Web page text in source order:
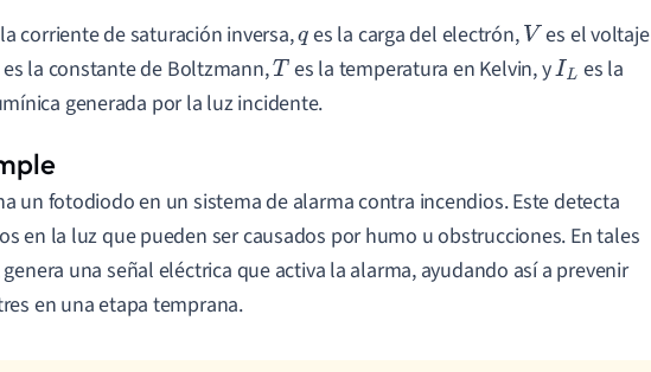
corriente de saturación inversa,qes la carga del electrón, V es el voltaje
es la constante de Boltzmann,T es la temperatura en Kelvin, yIL es la
generada por la luz incidente.
un fotodiodo en un sistema de alarma contra incendios. Este detecta
en la luz que pueden ser causados por humo u obstrucciones. En tales
genera una señal eléctrica que activa la alarma, ayudando así a prevenir
en una etapa temprana.